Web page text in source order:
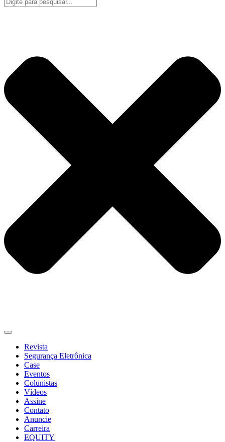
Revista
Segurança Eletrônica
Case
Eventos
Colunistas
Vídeos
Assine
Contato
Anuncie
Carreira
EQUITY